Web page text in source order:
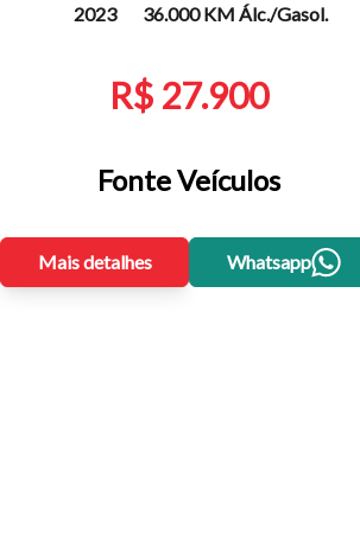
2023 36.000 KM Álc./Gasol.
R$ 27.900
Fonte Veículos
Mais detalhes Whatsapp